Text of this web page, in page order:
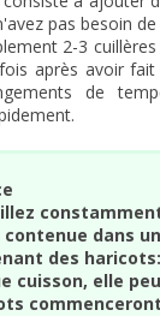
pas besoin
2-3
après avoir
de
contenue dans
des
cuisson, elle